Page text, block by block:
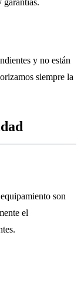
y no están
siempre la
son
el